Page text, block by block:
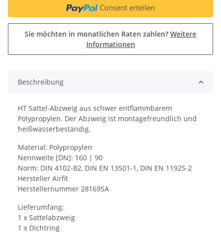
Consent erteilen
Sie möchten in monatlichen Raten zahlen? Weitere
Informationen
Beschreibung
HT Sattel-Abzweig aus schwer entflammbarem
Polypropylen. Der Abzweig ist montagefreundlich und
heißwasserbeständig.
Material: Polypropylen
Nennweite [DN]: 160 | 90
Norm: DIN 4102-B2, DIN EN 13501-1, DIN EN 11925-2
Hersteller Airfit
Herstellernummer 28169SA
Lieferumfang:
1 x Sattelabzweig
1 x Dichtring